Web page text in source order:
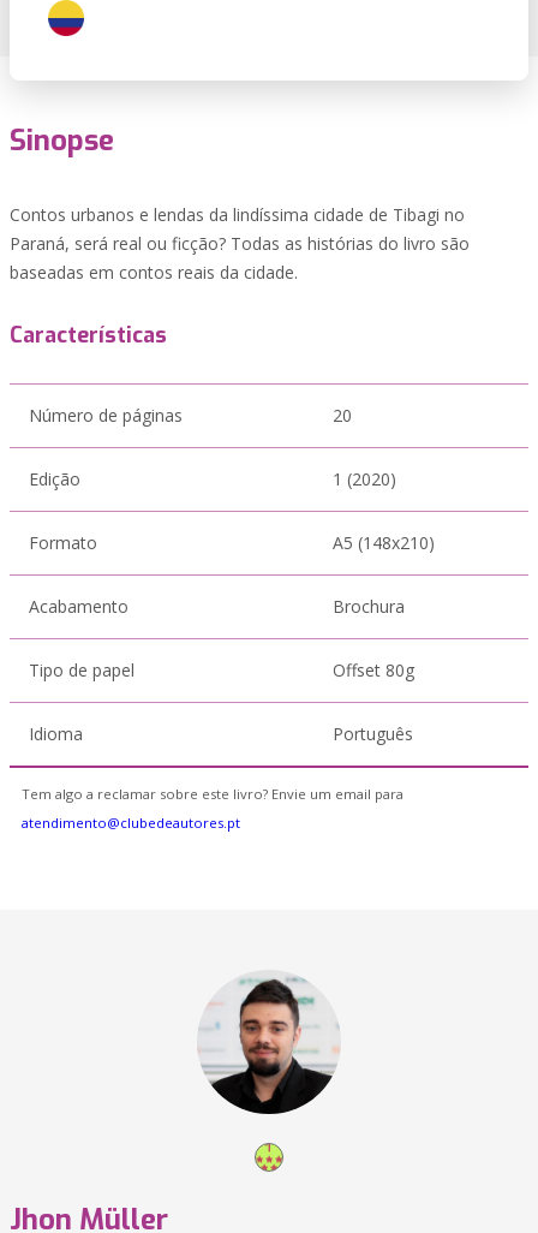
Sinopse
Contos urbanos e lendas da lindíssima cidade de Tibagi no
Paraná, será real ou ficção? Todas as histórias do livro são
baseadas em contos reais da cidade.
Características
Número de páginas 20
Edição 1 (2020)
Formato A5 (148x210)
Acabamento Brochura
Tipo de papel Offset 80g
Idioma Português
Tem algo a reclamar sobre este livro? Envie um email para
atendimento@clubedeautores.pt
Jhon Müller